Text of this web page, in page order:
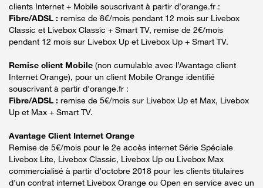
clients Internet + Mobile souscrivant à partir d’orange.fr :
Fibre/ADSL : remise de 8€/mois pendant 12 mois sur Livebox
Classic et Livebox Classic + Smart TV, remise de 2€/mois
pendant 12 mois sur Livebox Up et Livebox Up + Smart TV.
Remise client Mobile (non cumulable avec l’Avantage client
Internet Orange), pour un client Mobile Orange identifié
souscrivant à partir d’orange.fr :
Fibre/ADSL : remise de 5€/mois sur Livebox Up et Max, Livebox
Up et Max + Smart TV.
Avantage Client Internet Orange
Remise de 5€/mois pour le 2e accès internet Série Spéciale
Livebox Lite, Livebox Classic, Livebox Up ou Livebox Max
commercialisé à partir d’octobre 2018 pour les clients titulaires
d’un contrat internet Livebox Orange ou Open en service avec un